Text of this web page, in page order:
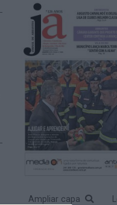
Ampliar capa